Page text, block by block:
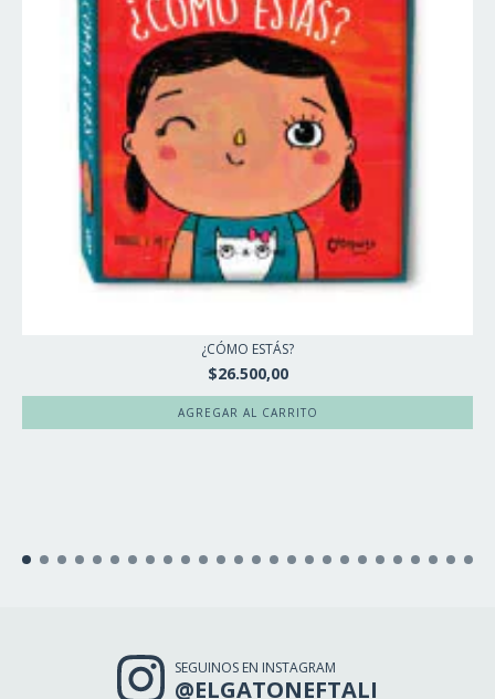
¿CÓMO ESTÁS?
$26.500,00
SEGUINOS EN INSTAGRAM
@ELGATONEFTALI